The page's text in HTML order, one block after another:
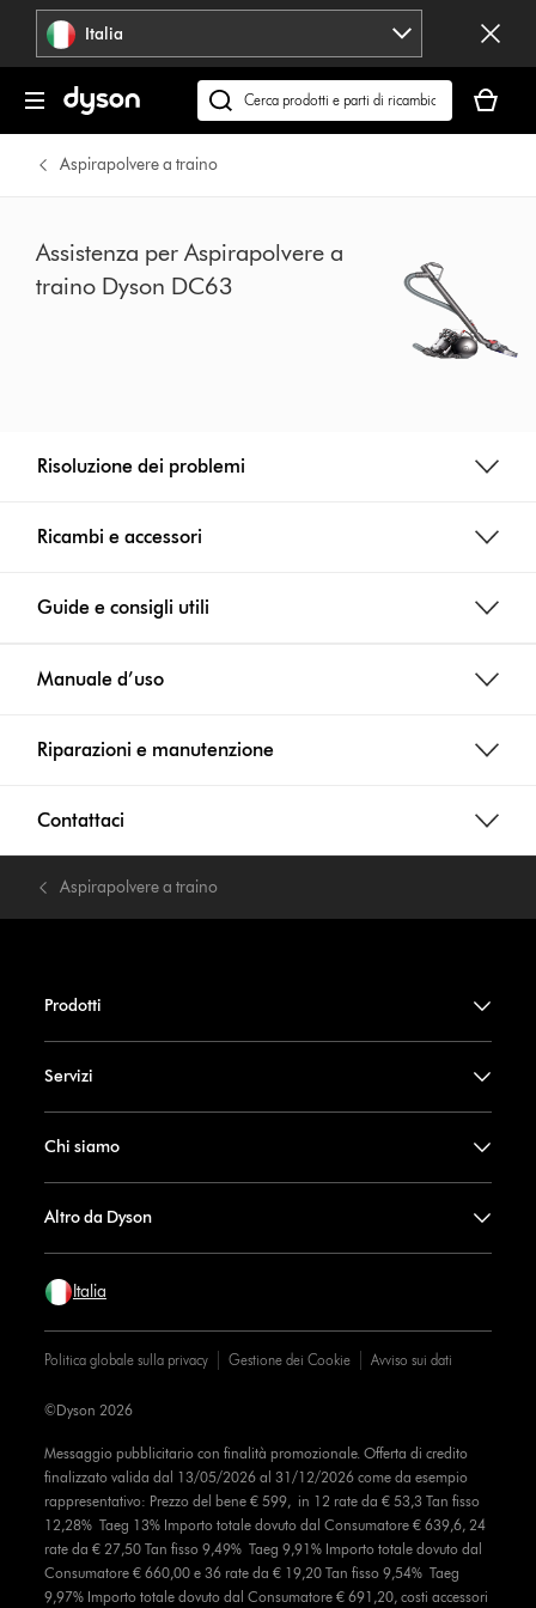
navigazione Italia
Cerca
su
dyson.it
carrello
è
Aspirapolvere a traino
Assistenza per Aspirapolvere a
traino Dyson DC63
Risoluzione dei problemi
Ricambi e accessori
Guide e consigli utili
Manuale d’uso
Riparazioni e manutenzione
Contattaci
Aspirapolvere a traino
Prodotti
Servizi
Chi siamo
Altro da Dyson
Italia
Politica globale sulla privacy Gestione dei Cookie Avviso sui dati
Messaggio pubblicitario con finalità promozionale. Offerta di credito
finalizzato valida dal 13/05/2026 al 31/12/2026 come da esempio
rappresentativo: Prezzo del bene € 599, in 12 rate da € 53,3 Tan fisso
12,28% Taeg 13% Importo totale dovuto dal Consumatore € 639,6, 24
rate da € 27,50 Tan fisso 9,49% Taeg 9,91% Importo totale dovuto dal
Consumatore € 660,00 e 36 rate da € 19,20 Tan fisso 9,54% Taeg
9,97% Importo totale dovuto dal Consumatore € 691,20, costi accessori
©Dyson 2026